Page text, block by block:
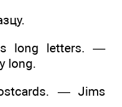
long letters. —
long.
— Jims